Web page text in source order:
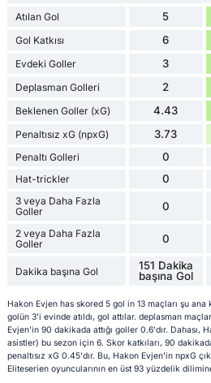
Atılan Gol 5
Gol Katkısı 6
Evdeki Goller 3
Deplasman Golleri 2
Beklenen Goller (xG) 4.43
Penaltısız xG (npxG) 3.73
Penaltı Golleri 0
Hat-trickler 0
3 veya Daha Fazla
Goller
0
2 veya Daha Fazla
Goller
0
Dakika başına Gol
151 Dakika
başına Gol
Hakon Evjen has skored 5 gol in 13 maçları şu
golün 3'i evinde atıldı, gol attılar. deplasman
Evjen'in 90 dakikada attığı goller 0.6'dır. Dahası,
asistler) bu sezon için 6. Skor katkıları, 90
penaltısız xG 0.45'dır. Bu, Hakon Evjen'in npxG
Eliteserien oyuncularının en üst 93 yüzdelik